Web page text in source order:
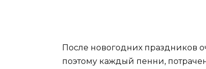
После новогодних праздников
поэтому каждый пенни,